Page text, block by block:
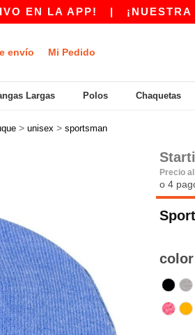
APP! | ¡NUESTRA APP
envío Mi Pedido
Largas Polos Chaquetas
> unisex > sportsman
Precio
o 4
color